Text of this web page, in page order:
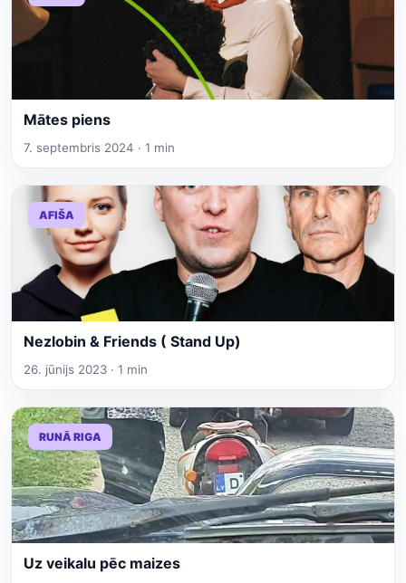
Mātes piens
7. septembris 2024 · 1 min
AFIŠA
Nezlobin & Friends ( Stand Up)
26. jūnijs 2023 · 1 min
RUNĀ RIGA
Uz veikalu pēc maizes